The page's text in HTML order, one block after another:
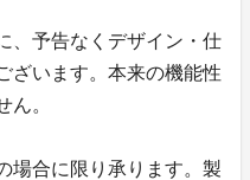
、予告なくデザイン・仕
ざいます。本来の機能性
ん。
場合に限り承ります。製